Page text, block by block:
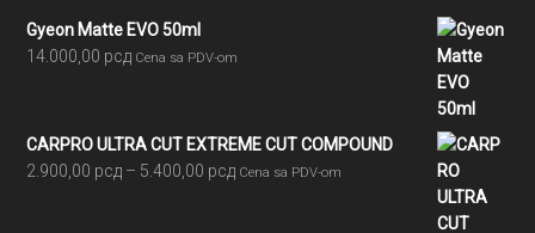
Gyeon Matte EVO 50ml
14.000,00 рсд Cena sa PDV-om
CARPRO ULTRA CUT EXTREME CUT COMPOUND
2.900,00 рсд – 5.400,00 рсдRaspon
Cena sa PDV-om